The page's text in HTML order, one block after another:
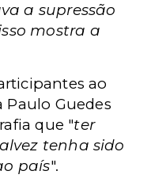
a supressão
mostra a
ao
Guedes
que "ter
tenha sido
país".